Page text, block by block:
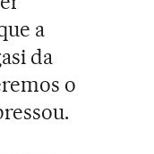
a
da
o